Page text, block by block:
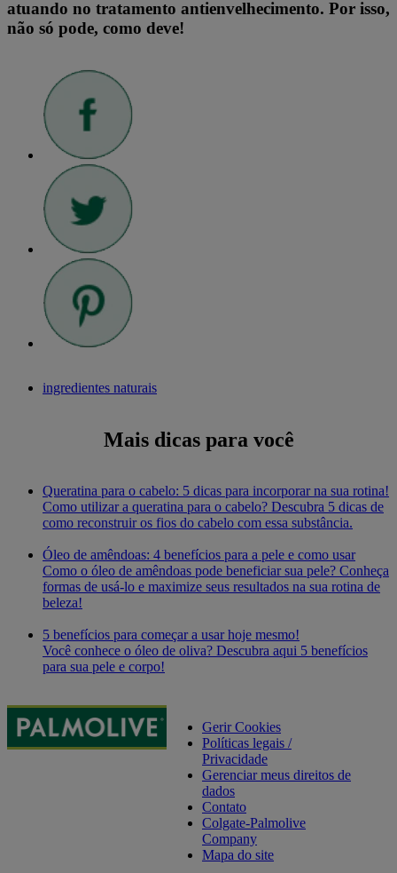
atuando no tratamento antienvelhecimento. Por isso,
não só pode, como deve!
ingredientes naturais
Mais dicas para você
Queratina para o cabelo: 5 dicas para incorporar na sua rotina!
Como utilizar a queratina para o cabelo? Descubra 5 dicas de
como reconstruir os fios do cabelo com essa substância.
Óleo de amêndoas: 4 benefícios para a pele e como usar
Como o óleo de amêndoas pode beneficiar sua pele? Conheça
formas de usá-lo e maximize seus resultados na sua rotina de
beleza!
5 benefícios para começar a usar hoje mesmo!
Você conhece o óleo de oliva? Descubra aqui 5 benefícios
para sua pele e corpo!
Gerir Cookies
Políticas legais /
Privacidade
Gerenciar meus direitos de
dados
Contato
Colgate-Palmolive
Company
Mapa do site